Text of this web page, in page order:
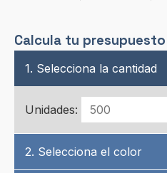
Calcula tu presupuesto
1. Selecciona la cantidad
Unidades:
2. Selecciona el color